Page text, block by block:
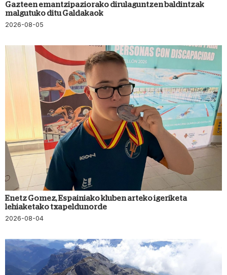
Gazteen emantzipaziorako dirulaguntzen baldintzak
malgutuko ditu Galdakaok
2026-08-05
Enetz Gomez, Espainiako kluben arteko igeriketa
lehiaketako txapeldunorde
2026-08-04